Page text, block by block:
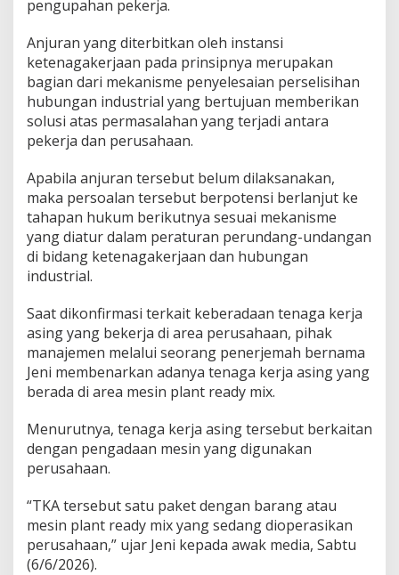
pengupahan pekerja.
Anjuran yang diterbitkan oleh instansi
ketenagakerjaan pada prinsipnya merupakan
bagian dari mekanisme penyelesaian perselisihan
hubungan industrial yang bertujuan memberikan
solusi atas permasalahan yang terjadi antara
pekerja dan perusahaan.
Apabila anjuran tersebut belum dilaksanakan,
maka persoalan tersebut berpotensi berlanjut ke
tahapan hukum berikutnya sesuai mekanisme
yang diatur dalam peraturan perundang-undangan
di bidang ketenagakerjaan dan hubungan
industrial.
Saat dikonfirmasi terkait keberadaan tenaga kerja
asing yang bekerja di area perusahaan, pihak
manajemen melalui seorang penerjemah bernama
Jeni membenarkan adanya tenaga kerja asing yang
berada di area mesin plant ready mix.
Menurutnya, tenaga kerja asing tersebut berkaitan
dengan pengadaan mesin yang digunakan
perusahaan.
“TKA tersebut satu paket dengan barang atau
mesin plant ready mix yang sedang dioperasikan
perusahaan,” ujar Jeni kepada awak media, Sabtu
(6/6/2026).